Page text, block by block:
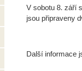
V sobotu 8. září
jsou připraveny
Další informace